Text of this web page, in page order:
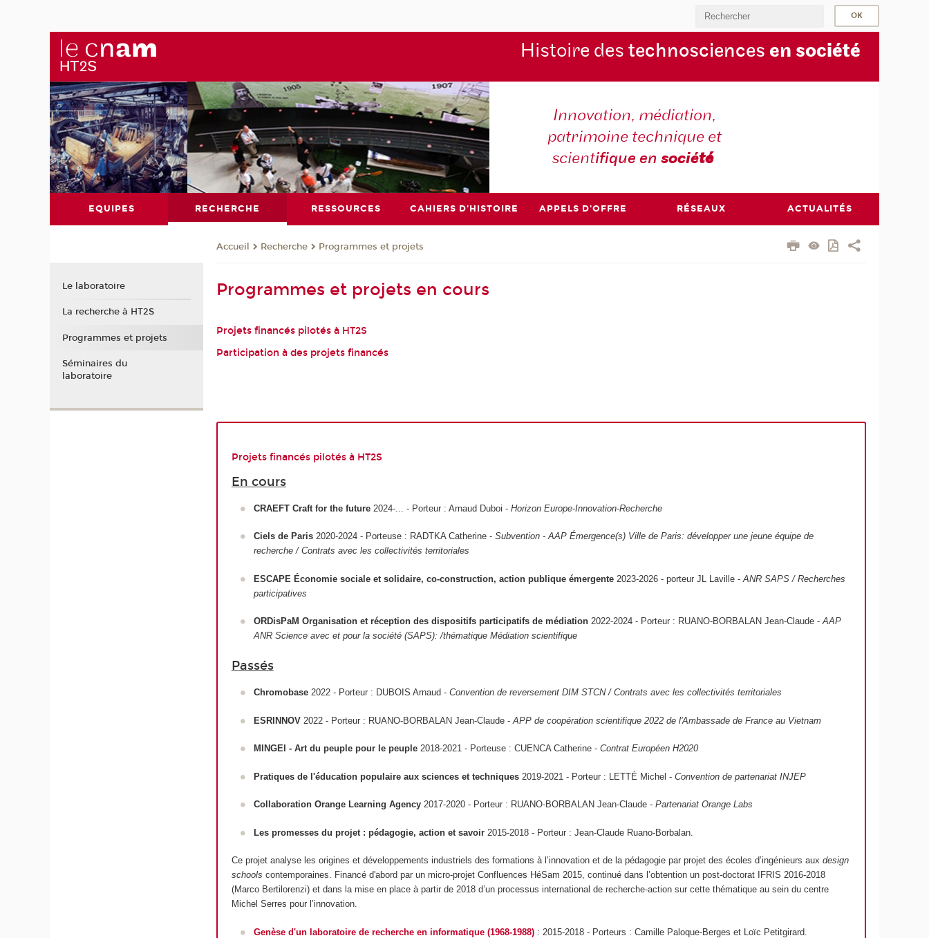
Histoire des technosciences en société
Innovation, médiation,
patrimoine technique et
scientifique ensociété
EQUIPES RECHERCHE RESSOURCES CAHIERS D'HISTOIRE APPELS D'OFFRE RÉSEAUX ACTUALITÉS
Accueil Recherche Programmes et projets
Programmes et projets en cours
Projets financés pilotés à HT2S
Participation à des projets financés
Projets financés pilotés à HT2S
En cours
CRAEFT Craft for the future 2024-... - Porteur : Arnaud Duboi -Horizon Europe-Innovation-Recherche
Ciels de Paris2020-2024 - Porteuse : RADTKA Catherine -Subvention - AAP Émergence(s) Ville de Paris: développer une jeune équipe de
recherche / Contrats avec les collectivités territoriales
ESCAPE Économie sociale et solidaire, co-construction, action publique émergente 2023-2026 - porteur JL Laville -ANR SAPS / Recherches
participatives
ORDisPaM Organisation et réception des dispositifs participatifs de médiation 2022-2024 - Porteur : RUANO-BORBALAN Jean-Claude -AAP
ANR Science avec et pour la société (SAPS): /thématique Médiation scientifique
Passés
Chromobase 2022 - Porteur : DUBOIS Arnaud -Convention de reversement DIM STCN / Contrats avec les collectivités territoriales
ESRINNOV 2022 - Porteur : RUANO-BORBALAN Jean-Claude -APP de coopération scientifique 2022 de l'Ambassade de France au Vietnam
MINGEI - Art du peuple pour le peuple 2018-2021 - Porteuse : CUENCA Catherine -Contrat Européen H2020
Pratiques de l'éducation populaire aux sciences et techniques 2019-2021 - Porteur : LETTÉ Michel -Convention de partenariat INJEP
Collaboration Orange Learning Agency 2017-2020 - Porteur : RUANO-BORBALAN Jean-Claude -Partenariat Orange Labs
Les promesses du projet : pédagogie, action et savoir 2015-2018 - Porteur : Jean-Claude Ruano-Borbalan.
Ce projet analyse les origines et développements industriels des formations à l’innovation et de la pédagogie par projet des écoles d’ingénieurs aux design
schools contemporaines. Financé d'abord par un micro-projet Confluences HéSam 2015, continué dans l’obtention un post-doctorat IFRIS 2016-2018
(Marco Bertilorenzi) et dans la mise en place à partir de 2018 d’un processus international de recherche-action sur cette thématique au sein du centre
Michel Serres pour l’innovation.
Genèse d'un laboratoire de recherche en informatique (1968-1988) : 2015-2018 - Porteurs : Camille Paloque-Berges et Loïc Petitgirard.
Le laboratoire
La recherche à HT2S
Programmes et projets
Séminaires du
laboratoire